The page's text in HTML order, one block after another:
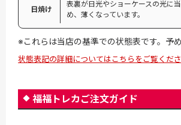
日焼け
表裏が日光やショーケースの光に
め、薄くなっています。
※これらは当店の基準での状態表です。予
状態表記の詳細についてはこちらをご覧くだ
福福トレカご注文ガイド